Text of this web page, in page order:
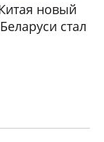
новый
стал